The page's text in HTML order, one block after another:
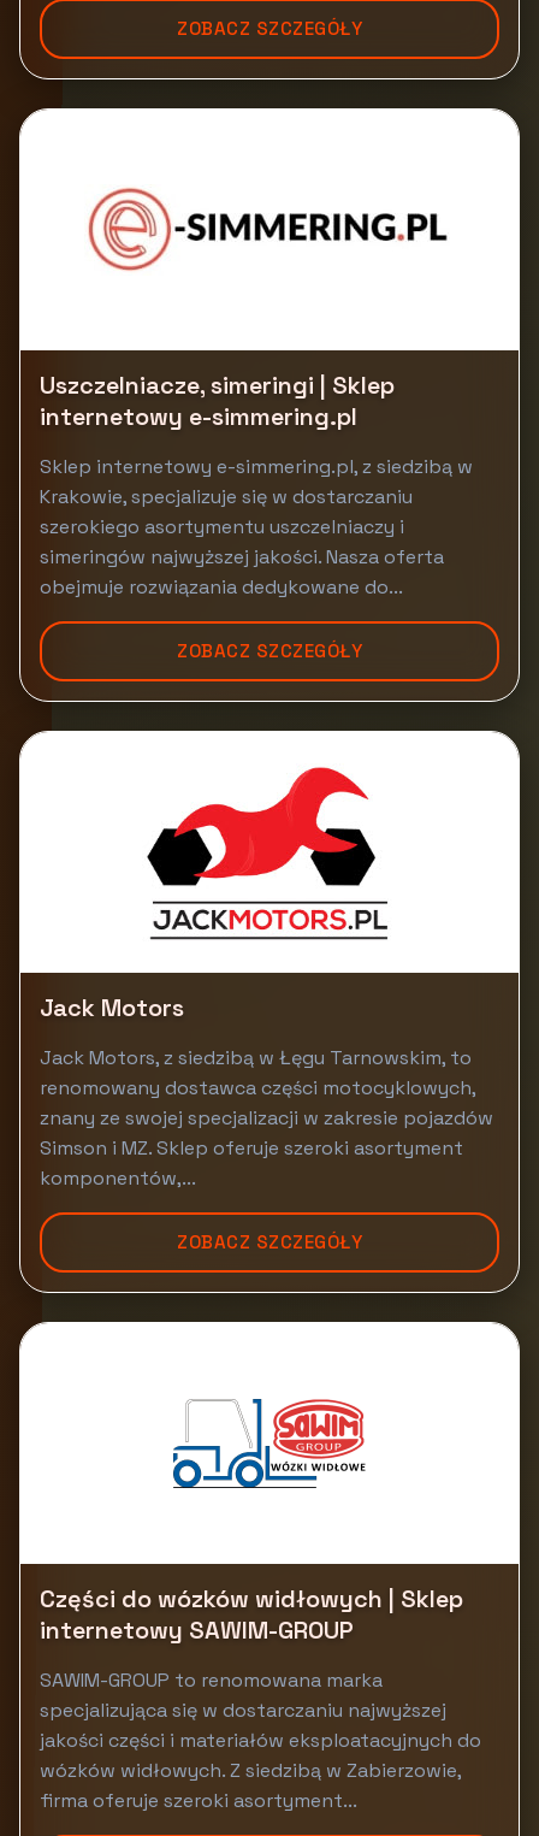
ZOBACZ SZCZEGÓŁY
Uszczelniacze, simeringi | Sklep
internetowy e-simmering.pl
Sklep internetowy e-simmering.pl, z siedzibą w
Krakowie, specjalizuje się w dostarczaniu
szerokiego asortymentu uszczelniaczy i
simeringów najwyższej jakości. Nasza oferta
obejmuje rozwiązania dedykowane do...
ZOBACZ SZCZEGÓŁY
Jack Motors
Jack Motors, z siedzibą w Łęgu Tarnowskim, to
renomowany dostawca części motocyklowych,
znany ze swojej specjalizacji w zakresie pojazdów
Simson i MZ. Sklep oferuje szeroki asortyment
komponentów,...
ZOBACZ SZCZEGÓŁY
Części do wózków widłowych | Sklep
internetowy SAWIM-GROUP
SAWIM-GROUP to renomowana marka
specjalizująca się w dostarczaniu najwyższej
jakości części i materiałów eksploatacyjnych do
wózków widłowych. Z siedzibą w Zabierzowie,
firma oferuje szeroki asortyment...